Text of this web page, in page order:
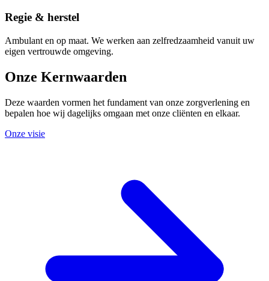
Regie & herstel
Ambulant en op maat. We werken aan zelfredzaamheid vanuit uw
eigen vertrouwde omgeving.
Onze Kernwaarden
Deze waarden vormen het fundament van onze zorgverlening en
bepalen hoe wij dagelijks omgaan met onze cliënten en elkaar.
Onze visie